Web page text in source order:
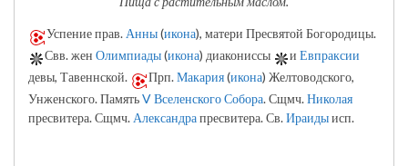
Успение прав. Анны(икона), матери Пресвятой Богородицы.
Свв. жен Олимпиады(икона) диакониссы и Евпраксии
девы, Тавеннской.
Прп.Макария(икона) Желтоводского,
Унженского. ПамятьV Вселенского Собора. Сщмч.Николая
пресвитера. Сщмч. Александрапресвитера. Св.Ираидыисп.